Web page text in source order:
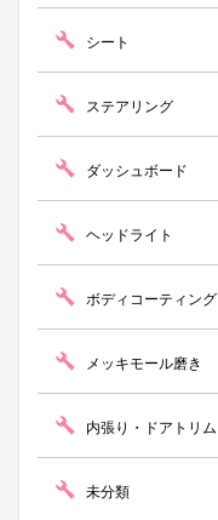
シート
ステアリング
ダッシュボード
ヘッドライト
ボディコーティング
メッキモール磨き
内張り・ドアトリム
未分類